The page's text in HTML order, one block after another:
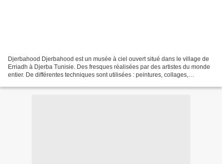
Djerbahood Djerbahood est un musée à ciel ouvert situé dans le village de
Erriadh à Djerba Tunisie. Des fresques réalisées par des artistes du monde
entier. De différentes techniques sont utilisées : peintures, collages,